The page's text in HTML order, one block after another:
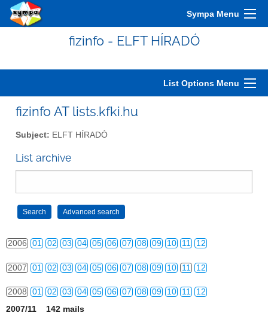
Sympa Menu
fizinfo - ELFT HÍRADÓ
List Options Menu
fizinfo AT lists.kfki.hu
Subject: ELFT HÍRADÓ
List archive
2000 01 02 03 04 05 06 07 08 09 10 11 12
2003 01 02 03 04 05 06 07 08 09 10 11 12
2004 01 02 03 04 05 06 07 08 09 10 11 12
2005 01 02 03 04 05 06 07
2006 01 02 03 04 05 06 07 08 09 10 11 12
2007 01 02 03 04 05 06 07 08 09 10 11 12
2008 01 02 03 04 05 06 07 08 09 10 11 12
2007/11 142 mails